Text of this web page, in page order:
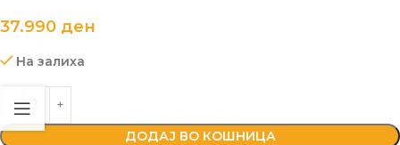
37.990 ден
На залиха
ДОДАЈ ВО КОШНИЦА